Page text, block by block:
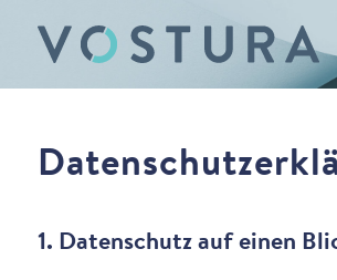
1. Datenschutz auf einen